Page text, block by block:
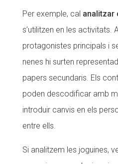
Per exemple, cal analitzar
s’utilitzen en les activitats.
protagonistes principals i
nenes hi surten
papers secundaris. Els
poden descodificar amb
introduir canvis en els
entre ells.
Si analitzem les joguines,